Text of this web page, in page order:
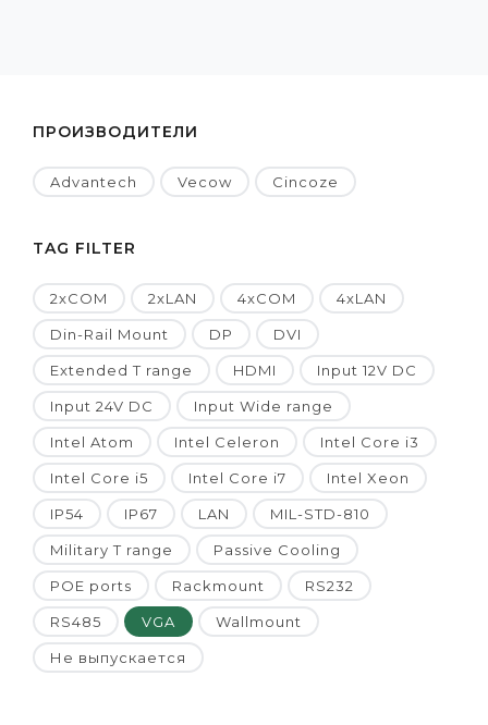
ПРОИЗВОДИТЕЛИ
Advantech Vecow Cincoze
TAG FILTER
2xCOM 2xLAN 4xCOM 4xLAN
Din-Rail Mount DP DVI
Extended T range HDMI Input 12V DC
Input 24V DC Input Wide range
Intel Atom Intel Celeron Intel Core i3
Intel Core i5 Intel Core i7 Intel Xeon
IP54 IP67 LAN MIL-STD-810
Military T range Passive Cooling
POE ports Rackmount RS232
RS485 VGA Wallmount
Не выпускается